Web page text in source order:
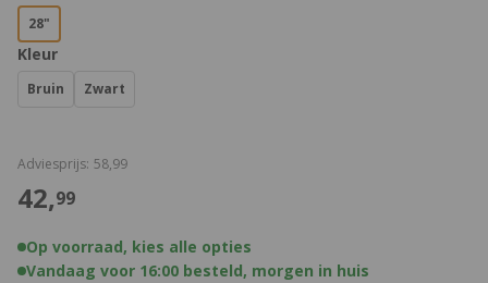
28"
Kleur
Bruin Zwart
Adviesprijs: €58,99
€
42,99
Op voorraad, kies alle opties
Vandaag voor 16:00 besteld, morgen in huis